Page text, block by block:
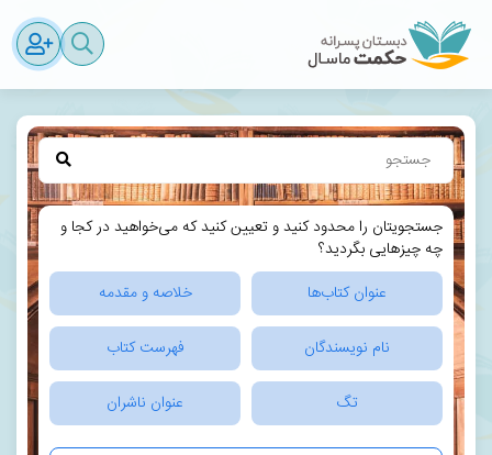
جستجویتان را محدود کنید و تعیین کنید که می‌خواهید در کجا و
چه چیزهایی بگردید؟
عنوان کتاب‌ها
خلاصه و مقدمه
نام نویسندگان فهرست کتاب
تگ عنوان ناشران